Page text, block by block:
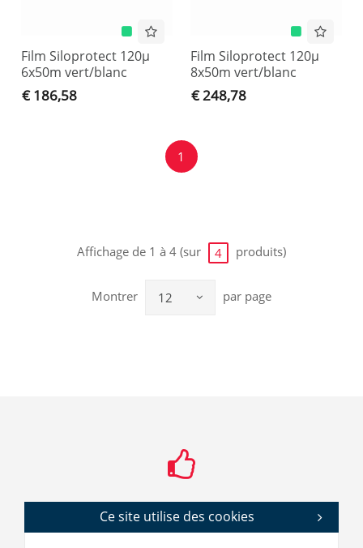
Film Siloprotect 120µ
6x50m vert/blanc
€ 186,58
Film Siloprotect 120µ
8x50m vert/blanc
€ 248,78
1
Affichage de 1 à 4 (sur 4 produits)
Montrer 12 par page
Ce site utilise des cookies